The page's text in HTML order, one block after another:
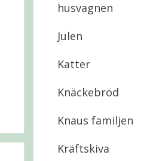
husvagnen
Julen
Katter
Knäckebröd
Knaus familjen
Kräftskiva